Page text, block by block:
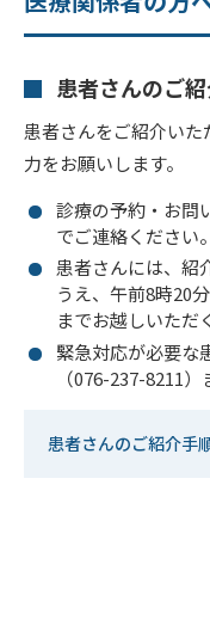
患者さんのご
患者さんをご紹介い
力をお願いします。
診療の予約・お問
でご連絡ください。
患者さんには、紹
うえ、午前8時20
までお越しいただ
緊急対応が必要な
（076-237-8211
患者さんのご紹介手